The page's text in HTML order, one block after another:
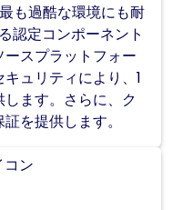
も過酷な環境にも耐
認定コンポーネント
スプラットフォー
ュリティにより、1
ます。さらに、ク
を提供します。